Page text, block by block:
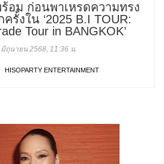
อม ก่อนพาเหรดความทรง
รั้งใน ‘2025 B.I TOUR:
Tour in BANGKOK’
ถุนายน 2568, 11:36 น.
HISOPARTY ENTERTAINMENT